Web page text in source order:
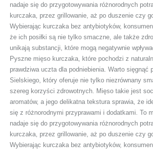
nadaje się do przygotowywania różnorodnych
kurczaka, przez grillowanie, aż po duszenie czy
Wybierając kurczaka bez antybiotyków,
że ich posiłki są nie tylko smaczne, ale także
unikają substancji, które mogą negatywnie
Pyszne mięso kurczaka, które pochodzi z
prawdziwa uczta dla podniebienia. Warto sięgnąć
Sielskiego, który oferuje nie tylko niezrównany
szereg korzyści zdrowotnych. Mięso takie jest
aromatów, a jego delikatna tekstura sprawia, że
się z różnorodnymi przyprawami i dodatkami. To
nadaje się do przygotowywania różnorodnych
kurczaka, przez grillowanie, aż po duszenie czy
Wybierając kurczaka bez antybiotyków,